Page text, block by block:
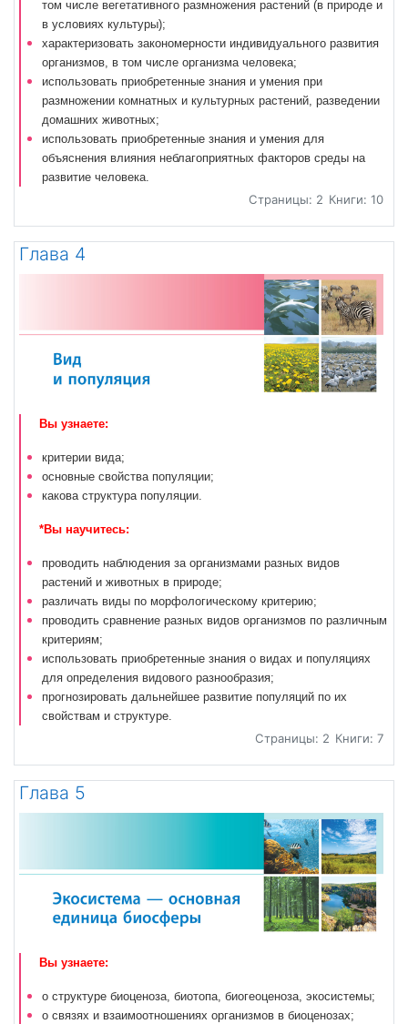
том числе вегетативного размножения растений (в природе и
в условиях культуры);
характеризовать закономерности индивидуального развития
организмов, в том числе организма человека;
использовать приобретенные знания и умения при
размножении комнатных и культурных растений, разведении
домашних животных;
использовать приобретенные знания и умения для
объяснения влияния неблагоприятных факторов среды на
развитие человека.
Страницы: 2 Книги: 10
Глава 4
Вы узнаете:
критерии вида;
основные свойства популяции;
какова структура популяции.
*Вы научитесь:
проводить наблюдения за организмами разных видов
растений и животных в природе;
различать виды по морфологическому критерию;
проводить сравнение разных видов организмов по различным
критериям;
использовать приобретенные знания о видах и популяциях
для определения видового разнообразия;
прогнозировать дальнейшее развитие популяций по их
свойствам и структуре.
Страницы: 2 Книги: 7
Глава 5
Вы узнаете:
о структуре биоценоза, биотопа, биогеоценоза, экосистемы;
о связях и взаимоотношениях организмов в биоценозах;